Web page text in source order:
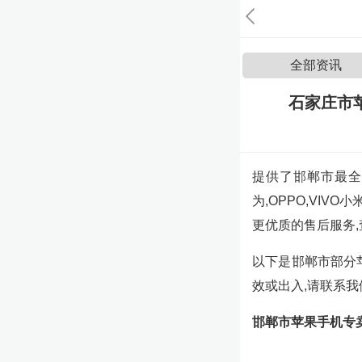
全部资讯
石家庄市
提供了邯郸市最
为,OPPO,VIVO小
更优质的售后服务
以下是邯郸市部
效或出入,请联系
邯郸市苹果手机专